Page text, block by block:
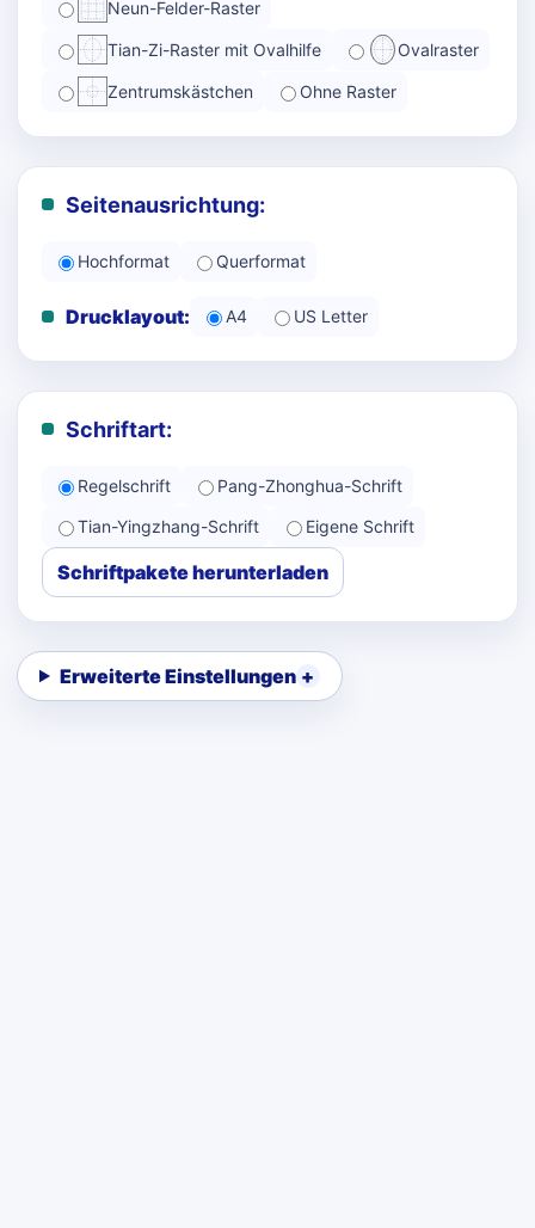
Neun-Felder-Raster
Tian-Zi-Raster mit Ovalhilfe Ovalraster
Zentrumskästchen Ohne Raster
Seitenausrichtung:
Hochformat Querformat
Drucklayout: A4 US Letter
Schriftart:
Regelschrift
Pang-Zhonghua-Schrift
Tian-Yingzhang-Schrift
Eigene Schrift
Schriftpakete herunterladen
Erweiterte Einstellungen